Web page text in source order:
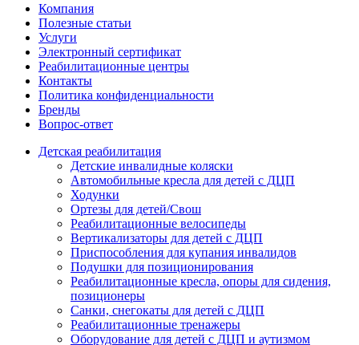
Компания
Полезные статьи
Услуги
Электронный сертификат
Реабилитационные центры
Контакты
Политика конфиденциальности
Бренды
Вопрос-ответ
Детская реабилитация
Детские инвалидные коляски
Автомобильные кресла для детей с ДЦП
Ходунки
Ортезы для детей/Свош
Реабилитационные велосипеды
Вертикализаторы для детей с ДЦП
Приспособления для купания инвалидов
Подушки для позиционирования
Реабилитационные кресла, опоры для сидения,
позиционеры
Санки, снегокаты для детей с ДЦП
Реабилитационные тренажеры
Оборудование для детей с ДЦП и аутизмом